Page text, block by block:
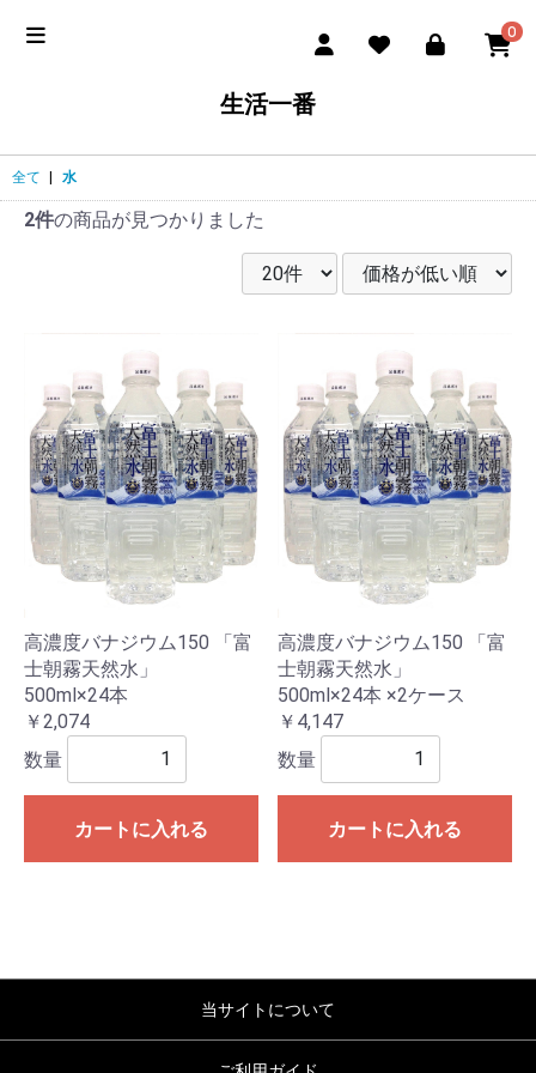
0
生活一番
全て 水
2件の商品が見つかりました
高濃度バナジウム150 「富
士朝霧天然水」
500ml×24本
￥2,074
数量
カートに入れる
高濃度バナジウム150 「富
士朝霧天然水」
500ml×24本 ×2ケース
￥4,147
数量
カートに入れる
当サイトについて